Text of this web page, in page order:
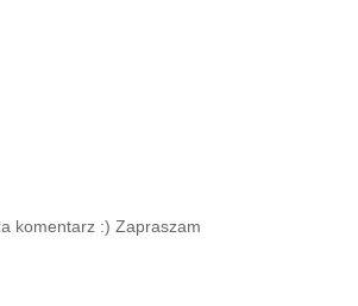
komentarz :) Zapraszam